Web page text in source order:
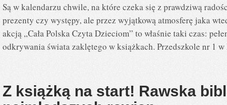
Są w kalendarzu chwile, na które czeka się z prawdziwą
prezenty czy występy, ale przez wyjątkową atmosferę jaka
akcją „Cała Polska Czyta Dzieciom” to właśnie taki czas:
odkrywania świata zaklętego w książkach. Przedszkole nr 1
Z książką na start! Rawska